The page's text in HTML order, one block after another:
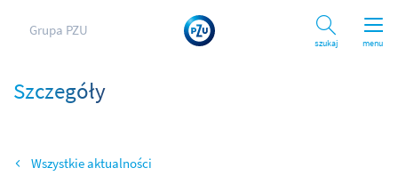
menu
Grupa PZU
Szukaj
Szczegóły
Wszystkie aktualności